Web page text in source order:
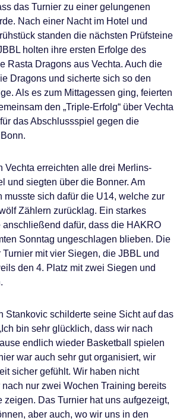
das Turnier zu einer gelungenen
Nach einer Nacht im Hotel und
standen die nächsten Prüfsteine
holten ihre ersten Erfolge des
Rasta Dragons aus Vechta. Auch die
Dragons und sicherte sich so den
Als es zum Mittagessen ging, feierten
den „Triple-Erfolg“ über Vechta
das Abschlussspiel gegen die
Vechta erreichten alle drei Merlins-
und siegten über die Bonner. Am
musste sich dafür die U14, welche zur
Zählern zurücklag. Ein starkes
anschließend dafür, dass die HAKRO
Sonntag ungeschlagen blieben. Die
mit vier Siegen, die JBBL und
den 4. Platz mit zwei Siegen und
Stankovic schilderte seine Sicht auf das
bin sehr glücklich, dass wir nach
endlich wieder Basketball spielen
war auch sehr gut organisiert, wir
sicher gefühlt. Wir haben nicht
nur zwei Wochen Training bereits
zeigen. Das Turnier hat uns aufgezeigt,
aber auch, wo wir uns in den